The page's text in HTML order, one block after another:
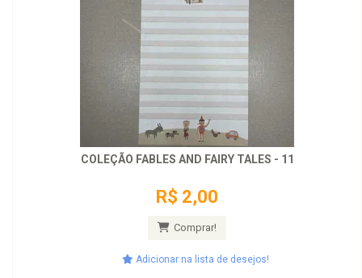
COLEÇÃO FABLES AND FAIRY TALES - 11
R$ 2,00
Comprar!
Adicionar na lista de desejos!